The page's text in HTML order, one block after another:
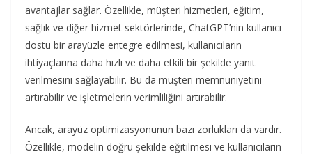
avantajlar sağlar. Özellikle, müşteri hizmetleri, eğitim,
sağlık ve diğer hizmet sektörlerinde, ChatGPT’nin kullanıcı
dostu bir arayüzle entegre edilmesi, kullanıcıların
ihtiyaçlarına daha hızlı ve daha etkili bir şekilde yanıt
verilmesini sağlayabilir. Bu da müşteri memnuniyetini
artırabilir ve işletmelerin verimliliğini artırabilir.
Ancak, arayüz optimizasyonunun bazı zorlukları da vardır.
Özellikle, modelin doğru şekilde eğitilmesi ve kullanıcıların